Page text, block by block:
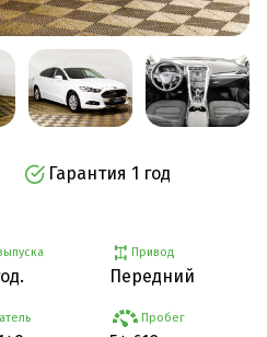
Гарантия 1 год
Привод
Передний
Пробег